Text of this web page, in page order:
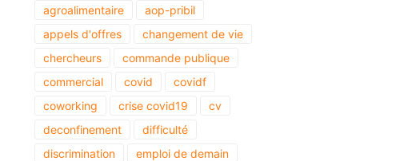
agroalimentaire
aop-pribil
appels d'offres
changement de vie
chercheurs
commande publique
commercial
covid
covidf
coworking
crise covid19
cv
deconfinement
difficulté
discrimination
emploi de demain